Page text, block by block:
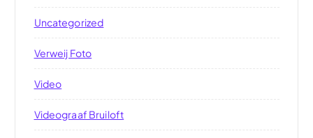
Uncategorized
Verweij Foto
Video
Videograaf Bruiloft